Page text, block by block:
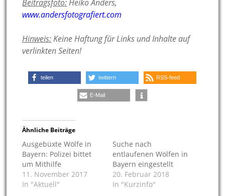
Beitragsfoto:Heiko Anders,
www.andersfotografiert.com
Hinweis:Keine Haftung für Links und Inhalte auf
verlinkten Seiten!
teilen twittern RSS-feed
E-Mail
Ähnliche Beiträge
Ausgebüxte Wölfe in
Bayern: Polizei bittet
um Mithilfe
11. November 2017
In "Aktuell"
Suche nach
entlaufenen Wölfen in
Bayern eingestellt
20. Februar 2018
In "Kurzinfo"